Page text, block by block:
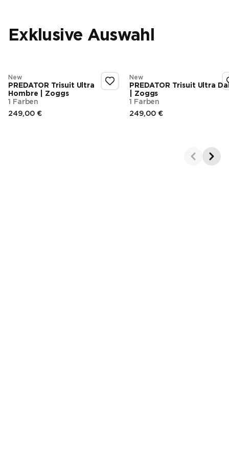
Exklusive Auswahl
New
PREDATOR Trisuit Ultra
Hombre | Zoggs
1 Farben
249,00 €
Endpreis
New
PREDATOR Trisuit Ultra
| Zoggs
1 Farben
249,00 €
Endpreis